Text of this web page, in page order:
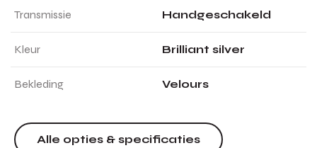
Transmissie Handgeschakeld
Kleur Brilliant silver
Bekleding Velours
Alle opties & specificaties